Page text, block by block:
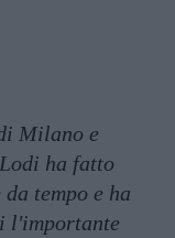
Milano e
ha fatto
tempo e ha
l'importante